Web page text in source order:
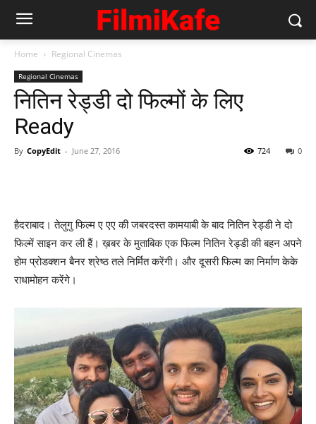
Home Regional Cinemas
Regional Cinemas
नितिन रेड्डी दो फिल्‍मों के लिए
Ready
By CopyEdit - June 27, 2016 0
724
हैदराबाद। तेलुगु फिल्‍म ए एए की जबरदस्‍त कामयाबी के बाद नितिन रेड्डी ने दो
फिल्‍में साइन कर ली हैं। ख़बर के मुताबिक एक फिल्‍म नितिन रेड्डी की बहन अपने
होम प्रोडक्‍शन बैनर श्रेष्‍ठ तले निर्मित करेंगी। और दूसरी फिल्‍म का निर्माण केके
राधामोहन करेंगे।